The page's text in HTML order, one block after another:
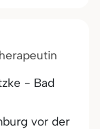
- Bad
vor der